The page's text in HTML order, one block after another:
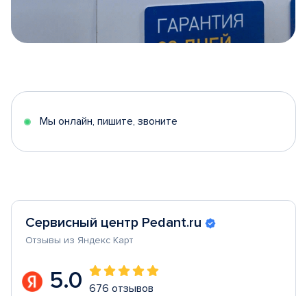
5
Мы онлайн, пишите, звоните
Сервисный центр Pedant.ru
Отзывы из Яндекс Карт
5.0 676 отзывов